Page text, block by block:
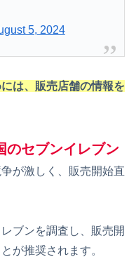
5, 2024
は、販売店舗の情報を
のセブンイレブン
が激しく、販売開始直
ブンを調査し、販売開
が推奨されます。